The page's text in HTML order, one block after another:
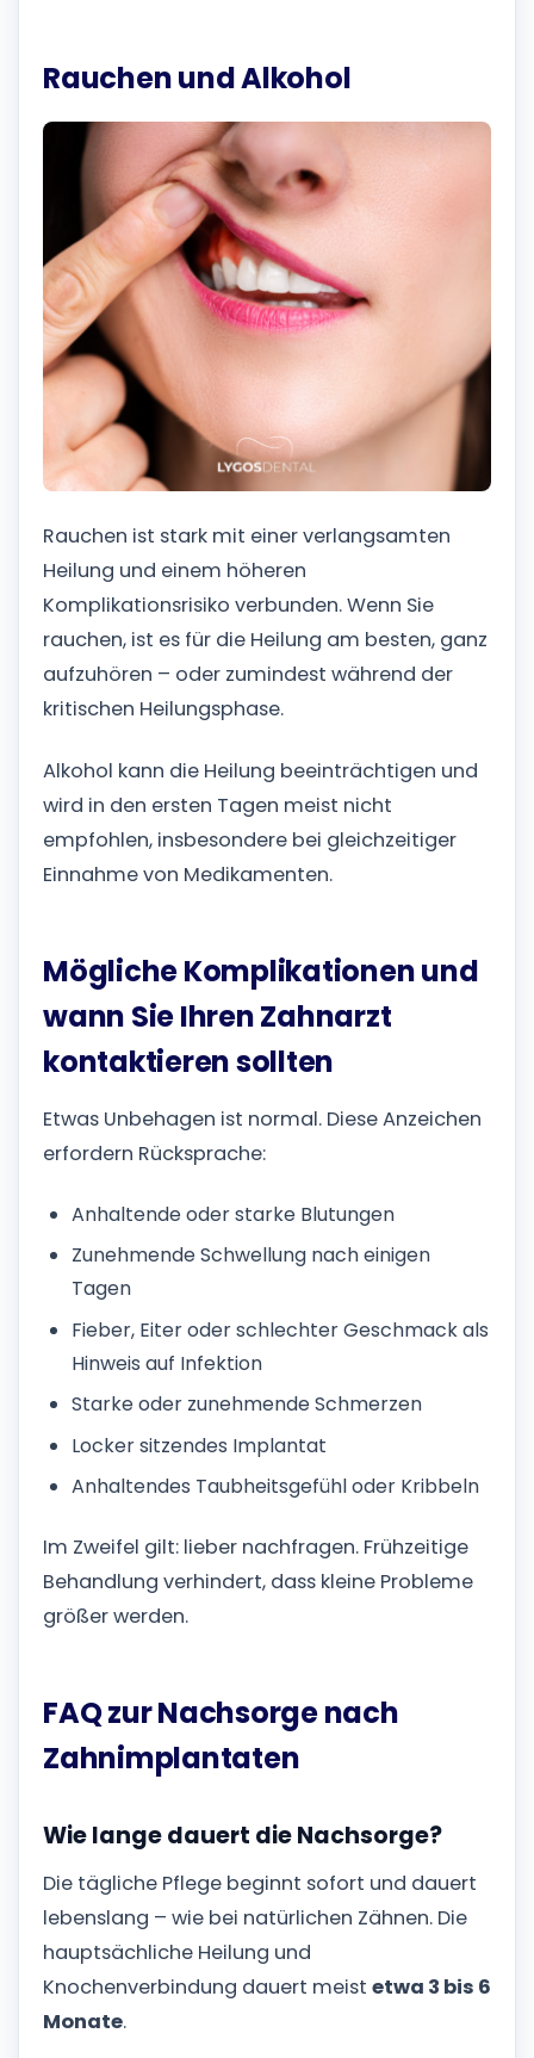
Rauchen und Alkohol
Rauchen ist stark mit einer verlangsamten
Heilung und einem höheren
Komplikationsrisiko verbunden. Wenn Sie
rauchen, ist es für die Heilung am besten, ganz
aufzuhören – oder zumindest während der
kritischen Heilungsphase.
Alkohol kann die Heilung beeinträchtigen und
wird in den ersten Tagen meist nicht
empfohlen, insbesondere bei gleichzeitiger
Einnahme von Medikamenten.
Mögliche Komplikationen und
wann Sie Ihren Zahnarzt
kontaktieren sollten
Etwas Unbehagen ist normal. Diese Anzeichen
erfordern Rücksprache:
Anhaltende oder starke Blutungen
Zunehmende Schwellung nach einigen
Tagen
Fieber, Eiter oder schlechter Geschmack als
Hinweis auf Infektion
Starke oder zunehmende Schmerzen
Locker sitzendes Implantat
Anhaltendes Taubheitsgefühl oder Kribbeln
Im Zweifel gilt: lieber nachfragen. Frühzeitige
Behandlung verhindert, dass kleine Probleme
größer werden.
FAQ zur Nachsorge nach
Zahnimplantaten
Wie lange dauert die Nachsorge?
Die tägliche Pflege beginnt sofort und dauert
lebenslang – wie bei natürlichen Zähnen. Die
hauptsächliche Heilung und
Knochenverbindung dauert meist etwa 3 bis 6
Monate.